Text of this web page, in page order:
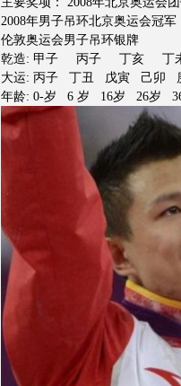
2008年男子吊环北京奥运会冠军
伦敦奥运会男子吊环银牌
乾造: 甲子 丙子 丁亥 丁未
大运: 丙子 丁丑 戊寅 己
年龄: 0-岁 6 岁 16岁 26岁